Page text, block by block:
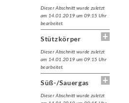
Dieser Abschnitt wurde zuletzt
am 14.01.2019 um 09:15 Uhr
bearbeitet.
Stützkörper
Dieser Abschnitt wurde zuletzt
am 14.01.2019 um 09:15 Uhr
bearbeitet.
Süß-/Sauergas
Dieser Abschnitt wurde zuletzt